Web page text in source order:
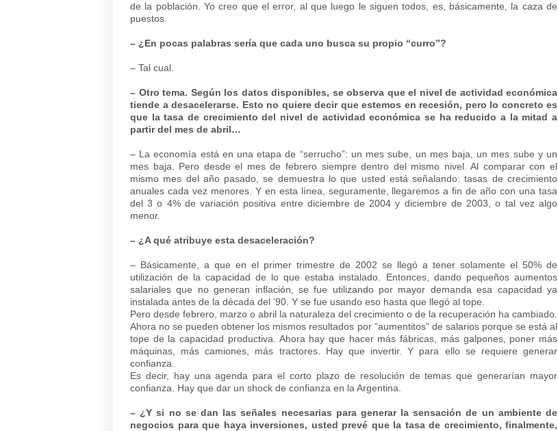
de la población. Yo creo que el error, al que luego le siguen todos, es, básicamente, la caza de
puestos.
– ¿En pocas palabras sería que cada uno busca su propio “curro”?
– Tal cual.
– Otro tema. Según los datos disponibles, se observa que el nivel de actividad económica
tiende a desacelerarse. Esto no quiere decir que estemos en recesión, pero lo concreto es
que la tasa de crecimiento del nivel de actividad económica se ha reducido a la mitad a
partir del mes de abril…
– La economía está en una etapa de “serrucho”: un mes sube, un mes baja, un mes sube y un
mes baja. Pero desde el mes de febrero siempre dentro del mismo nivel. Al comparar con el
mismo mes del año pasado, se demuestra lo que usted está señalando: tasas de crecimiento
anuales cada vez menores. Y en esta línea, seguramente, llegaremos a fin de año con una tasa
del 3 o 4% de variación positiva entre diciembre de 2004 y diciembre de 2003, o tal vez algo
menor.
– ¿A qué atribuye esta desaceleración?
– Básicamente, a que en el primer trimestre de 2002 se llegó a tener solamente el 50% de
utilización de la capacidad de lo que estaba instalado. Entonces, dando pequeños aumentos
salariales que no generan inflación, se fue utilizando por mayor demanda esa capacidad ya
instalada antes de la década del ’90. Y se fue usando eso hasta que llegó al tope.
Pero desde febrero, marzo o abril la naturaleza del crecimiento o de la recuperación ha cambiado.
Ahora no se pueden obtener los mismos resultados por “aumentitos” de salarios porque se está al
tope de la capacidad productiva. Ahora hay que hacer más fábricas, más galpones, poner más
máquinas, más camiones, más tractores. Hay que invertir. Y para ello se requiere generar
confianza.
Es decir, hay una agenda para el corto plazo de resolución de temas que generarían mayor
confianza. Hay que dar un shock de confianza en la Argentina.
– ¿Y si no se dan las señales necesarias para generar la sensación de un ambiente de
negocios para que haya inversiones, usted prevé que la tasa de crecimiento, finalmente,